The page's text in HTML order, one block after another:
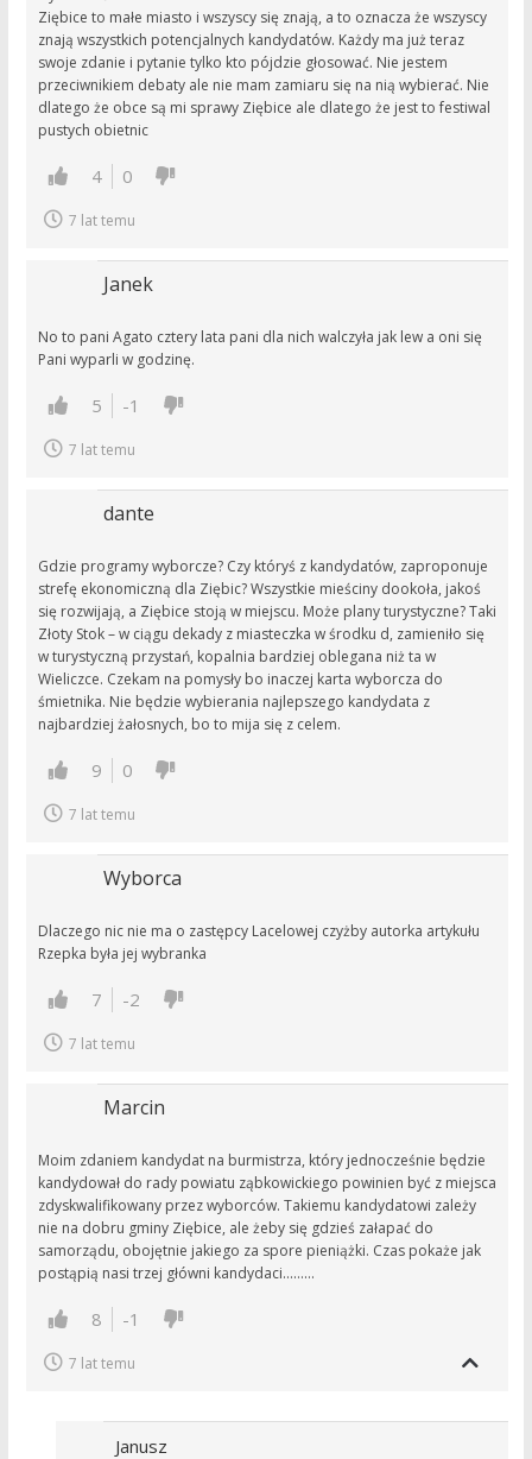
Ziębice to małe miasto i wszyscy się znają, a to oznacza że wszyscy
znają wszystkich potencjalnych kandydatów. Każdy ma już teraz
swoje zdanie i pytanie tylko kto pójdzie głosować. Nie jestem
przeciwnikiem debaty ale nie mam zamiaru się na nią wybierać. Nie
dlatego że obce są mi sprawy Ziębice ale dlatego że jest to festiwal
pustych obietnic
4 0
7 lat temu
Janek
No to pani Agato cztery lata pani dla nich walczyła jak lew a oni się
Pani wyparli w godzinę.
5 -1
7 lat temu
dante
Gdzie programy wyborcze? Czy któryś z kandydatów, zaproponuje
strefę ekonomiczną dla Ziębic? Wszystkie mieściny dookoła, jakoś
się rozwijają, a Ziębice stoją w miejscu. Może plany turystyczne? Taki
Złoty Stok – w ciągu dekady z miasteczka w środku d, zamieniło się
w turystyczną przystań, kopalnia bardziej oblegana niż ta w
Wieliczce. Czekam na pomysły bo inaczej karta wyborcza do
śmietnika. Nie będzie wybierania najlepszego kandydata z
najbardziej żałosnych, bo to mija się z celem.
9 0
7 lat temu
Wyborca
Dlaczego nic nie ma o zastępcy Lacelowej czyżby autorka artykułu
Rzepka była jej wybranka
7 -2
7 lat temu
Marcin
Moim zdaniem kandydat na burmistrza, który jednocześnie będzie
kandydował do rady powiatu ząbkowickiego powinien być z miejsca
zdyskwalifikowany przez wyborców. Takiemu kandydatowi zależy
nie na dobru gminy Ziębice, ale żeby się gdzieś załapać do
samorządu, obojętnie jakiego za spore pieniążki. Czas pokaże jak
postąpią nasi trzej główni kandydaci………
8 -1
7 lat temu
Janusz